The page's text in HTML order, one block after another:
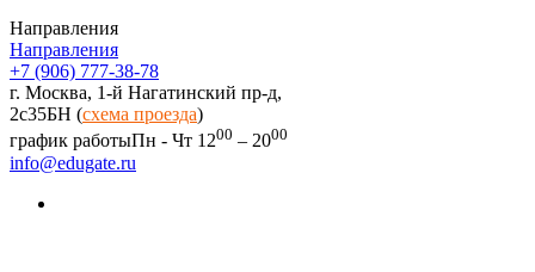
Направления
Направления
+7 (906) 777-38-78
г. Москва, 1-й Нагатинский пр-д,
2c35БН (схема проезда)
график работыПн - Чт 1200 – 2000
info@edugate.ru